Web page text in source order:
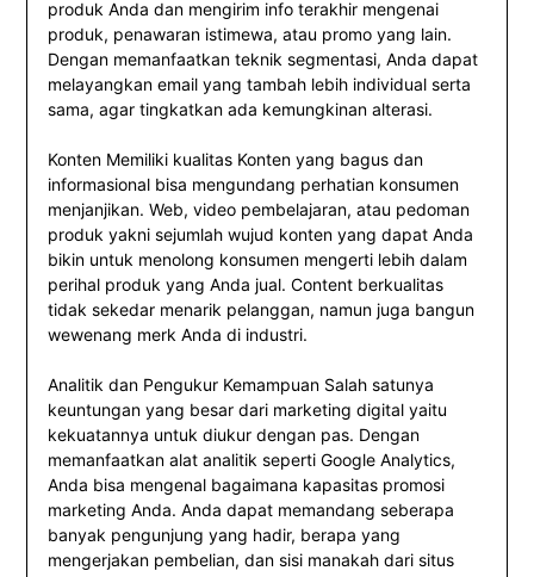
produk Anda dan mengirim info terakhir mengenai
produk, penawaran istimewa, atau promo yang lain.
Dengan memanfaatkan teknik segmentasi, Anda dapat
melayangkan email yang tambah lebih individual serta
sama, agar tingkatkan ada kemungkinan alterasi.
Konten Memiliki kualitas Konten yang bagus dan
informasional bisa mengundang perhatian konsumen
menjanjikan. Web, video pembelajaran, atau pedoman
produk yakni sejumlah wujud konten yang dapat Anda
bikin untuk menolong konsumen mengerti lebih dalam
perihal produk yang Anda jual. Content berkualitas
tidak sekedar menarik pelanggan, namun juga bangun
wewenang merk Anda di industri.
Analitik dan Pengukur Kemampuan Salah satunya
keuntungan yang besar dari marketing digital yaitu
kekuatannya untuk diukur dengan pas. Dengan
memanfaatkan alat analitik seperti Google Analytics,
Anda bisa mengenal bagaimana kapasitas promosi
marketing Anda. Anda dapat memandang seberapa
banyak pengunjung yang hadir, berapa yang
mengerjakan pembelian, dan sisi manakah dari situs